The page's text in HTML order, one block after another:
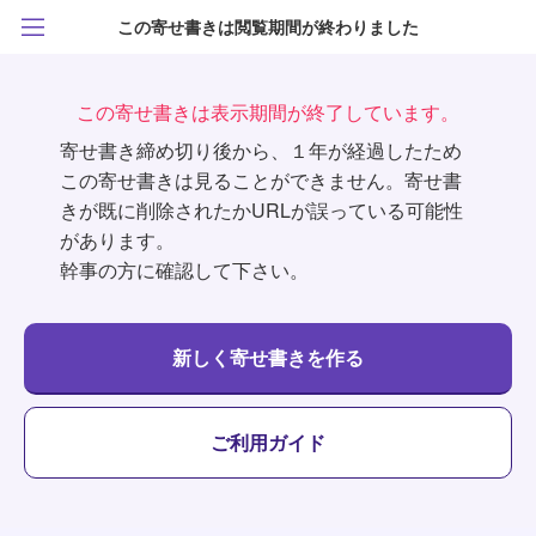
この寄せ書きは閲覧期間が終わりました
この寄せ書きは表示期間が終了しています。
寄せ書き締め切り後から、１年が経過したため
この寄せ書きは見ることができません。寄せ書
きが既に削除されたかURLが誤っている可能性
があります。
幹事の方に確認して下さい。
新しく寄せ書きを作る
ご利用ガイド